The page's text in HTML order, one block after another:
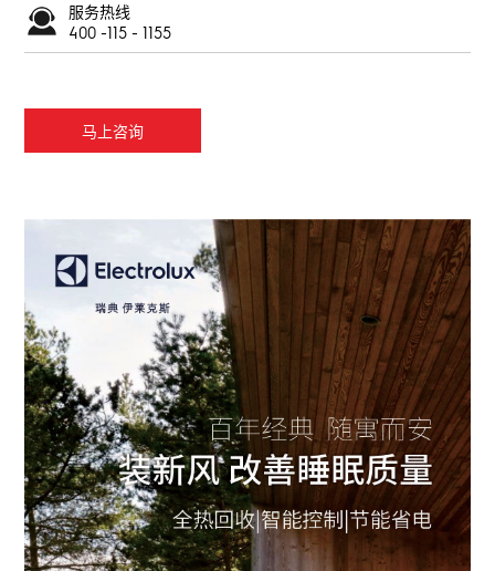
服务热线
400 -115 - 1155
马上咨询